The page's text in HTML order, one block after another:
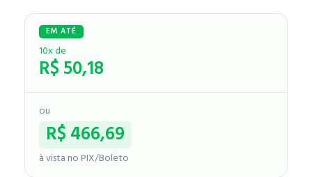
10x de
R$50,18
ou
R$466,69
à vista no PIX/Boleto